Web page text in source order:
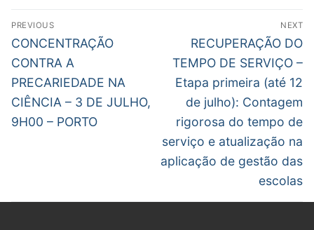
Área de Sócios
Revista Intervir
Contactos
Navegação
de
artigos
PREVIOUS
Previous
post:
CONCENTRAÇÃO
CONTRA A
PRECARIEDADE NA
CIÊNCIA – 3 DE JULHO,
9H00 – PORTO
NEXT
Next
post:
RECUPERAÇÃO DO
TEMPO DE SERVIÇO –
Etapa primeira (até 12
de julho): Contagem
rigorosa do tempo de
serviço e atualização na
aplicação de gestão das
escolas